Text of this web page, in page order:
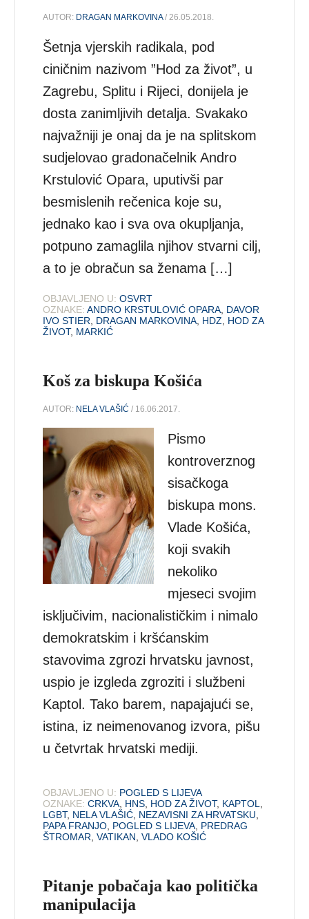
AUTOR: DRAGAN MARKOVINA/ 26.05.2018.
Šetnja vjerskih radikala, pod
ciničnim nazivom ”Hod za život”, u
Zagrebu, Splitu i Rijeci, donijela je
dosta zanimljivih detalja. Svakako
najvažniji je onaj da je na splitskom
sudjelovao gradonačelnik Andro
Krstulović Opara, uputivši par
besmislenih rečenica koje su,
jednako kao i sva ova okupljanja,
potpuno zamaglila njihov stvarni cilj,
a to je obračun sa ženama […]
OBJAVLJENO U: OSVRT
OZNAKE: ANDRO KRSTULOVIĆ OPARA DAVOR
IVO STIER
DRAGAN MARKOVINA HDZ
HOD ZA
ŽIVOT, MARKIĆ
Koš za biskupa Košića
AUTOR: NELA VLAŠIĆ / 16.06.2017.
Pismo
kontroverznog
sisačkoga
biskupa mons.
Vlade Košića,
koji svakih
nekoliko
mjeseci svojim
isključivim, nacionalističkim i nimalo
demokratskim i kršćanskim
stavovima zgrozi hrvatsku javnost,
uspio je izgleda zgroziti i službeni
Kaptol. Tako barem, napajajući se,
istina, iz neimenovanog izvora, pišu
u četvrtak hrvatski mediji.
OBJAVLJENO U: POGLED S LIJEVA
OZNAKE: CRKVA HNS HOD ZA ŽIVOT, KAPTOL
LGBT, NELA VLAŠIĆ NEZAVISNI ZA HRVATSKU
PAPA FRANJO POGLED S LIJEVA PREDRAG
ŠTROMAR ,VATIKAN ,VLADO KOŠIĆ
Pitanje pobačaja kao politička
manipulacija